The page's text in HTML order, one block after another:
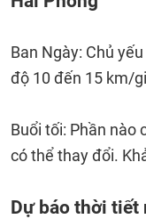
Ban Ngày: Chủ
độ 10 đến 15 km/
Buổi tối: Phần nào
có thể thay đổi.
Dự báo thời tiết